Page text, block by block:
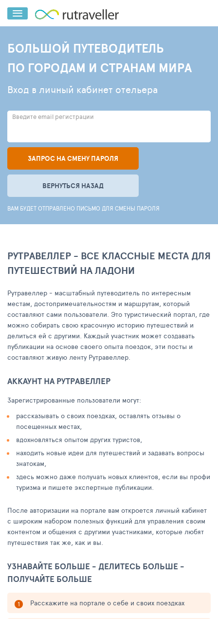
БОЛЬШОЙ ПУТЕВОДИТЕЛЬ
ПО ГОРОДАМ И СТРАНАМ МИРА
Вход в личный кабинет отельера
Введите email регистрации
ЗАПРОС НА СМЕНУ ПАРОЛЯ
ВЕРНУТЬСЯ НАЗАД
ВАМ БУДЕТ ОТПРАВЛЕНО ПИСЬМО ДЛЯ СМЕНЫ ПАРОЛЯ
РУТРАВЕЛЛЕР - ВСЕ КЛАССНЫЕ МЕСТА ДЛЯ
ПУТЕШЕСТВИЙ НА ЛАДОНИ
Рутравеллер - масштабный путеводитель по интересным
местам, достопримечательностям и маршрутам, который
составляют сами пользователи. Это туристический портал, где
можно собирать свою красочную историю путешествий и
делиться ей с другими. Каждый участник может создавать
публикации на основе своего опыта поездок, эти посты и
составляют живую ленту Рутравеллер.
АККАУНТ НА РУТРАВЕЛЛЕР
Зарегистрированные пользователи могут:
рассказывать о своих поездках, оставлять отзывы о
посещенных местах,
вдохновляться опытом других туристов,
находить новые идеи для путешествий и задавать вопросы
знатокам,
здесь можно даже получать новых клиентов, если вы профи
туризма и пишете экспертные публикации.
После авторизации на портале вам откроется личный кабинет
с широким набором полезных функций для управления своим
контентом и общения с другими участниками, которые любят
путешествия так же, как и вы.
УЗНАВАЙТЕ БОЛЬШЕ - ДЕЛИТЕСЬ БОЛЬШЕ -
ПОЛУЧАЙТЕ БОЛЬШЕ
Расскажите на портале о себе и своих поездках